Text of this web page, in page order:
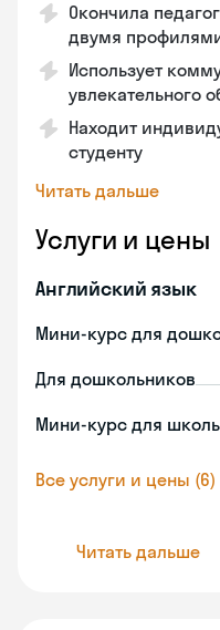
Окончила
двумя
Использует
увлекательного
Находит
студенту
Читать дальше
Услуги и цены
Английский язык
Мини-курс для
Для дошкольников
Мини-курс для
Все услуги и цены (6)
Читать дальше